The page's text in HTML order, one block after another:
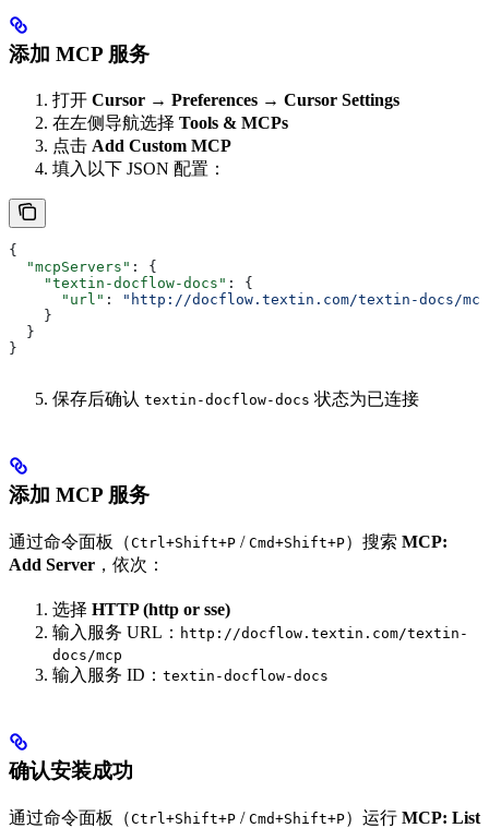
添加 MCP 服务
打开 Cursor → Preferences → Cursor Settings
在左侧导航选择 Tools & MCPs
点击 Add Custom MCP
填入以下 JSON 配置：
{
  "mcpServers"
: {
    "textin-docflow-docs"
: {
      "url"
:
"http://docflow.textin.com/textin-docs/
    }
  }
}
保存后确认 textin-docflow-docs 状态为已连接
添加 MCP 服务
通过命令面板（Ctrl+Shift+P / Cmd+Shift+P）搜索 MCP:
Add Server ，依次：
选择 HTTP (http or sse)
输入服务 URL： http://docflow.textin.com/textin-
docs/mcp
输入服务 ID： textin-docflow-docs
确认安装成功
通过命令面板（Ctrl+Shift+P / Cmd+Shift+P）运行 MCP: List